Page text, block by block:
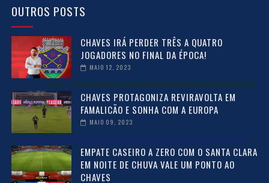
OUTROS POSTS
CHAVES IRÁ PERDER TRÊS A QUATRO
JOGADORES NO FINAL DA ÉPOCA!
MAIO 12, 2023
CHAVES PROTAGONIZA REVIRAVOLTA EM
FAMALICÃO E SONHA COM A EUROPA
MAIO 09, 2023
EMPATE CASEIRO A ZERO COM O SANTA CLARA
EM NOITE DE CHUVA VALE UM PONTO AO
CHAVES